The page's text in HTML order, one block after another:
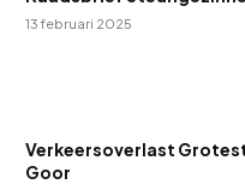
13 februari 2025
Verkeersoverlast
Goor